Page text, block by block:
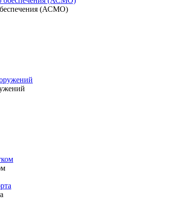
(АСМО)